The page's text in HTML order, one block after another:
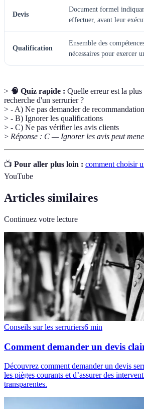
Devis
Document formel
effectuer, avant leur
Qualification
Ensemble des
nécessaires pour exercer
> 🧠 Quiz rapide : Quelle erreur est la
recherche d'un serrurier ?
> - A) Ne pas demander de
> - B) Ignorer les qualifications
> - C) Ne pas vérifier les avis clients
> Réponse : C — Ignorer les avis peut
📺 Pour aller plus loin : comment choisir
YouTube
Articles similaires
Continuez votre lecture
Conseils sur les serruriers6 min
Comment demander un devis
Découvrez comment demander un devis
les pièges courants et d’assurer des
transparentes.